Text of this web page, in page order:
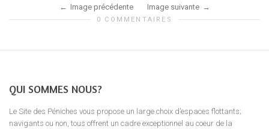
Image précédente Image suivante
0 COMMENTAIRES
QUI SOMMES NOUS?
Le Site des Péniches vous propose un large choix d’espaces flottants;
navigants ou non, tous offrent un cadre exceptionnel au coeur de la